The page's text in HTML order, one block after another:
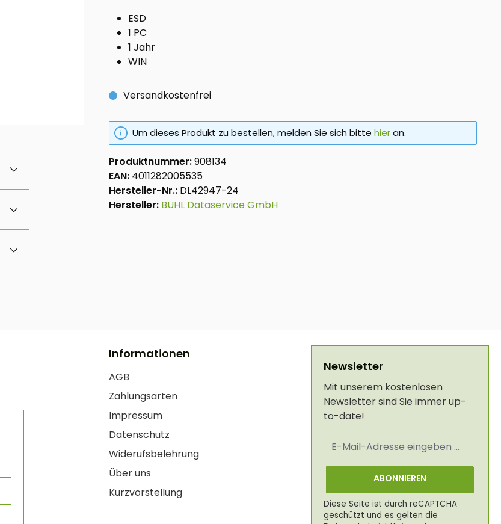
ESD
1 PC
1 Jahr
WIN
Versandkostenfrei
Um dieses Produkt zu bestellen, melden Sie sich bitte hieran.
Produktnummer:908134
EAN: 4011282005535
Hersteller-Nr.: DL42947-24
Hersteller: BUHL Dataservice GmbH
Informationen
AGB
Zahlungsarten
Impressum
Datenschutz
Widerufsbelehrung
Über uns
Kurzvorstellung
Newsletter
Mit unserem kostenlosen
Newsletter sind Sie immer up-
to-date!
Mail-
ABONNIEREN
Diese Seite ist durch reCAPTCHA
geschützt und es gelten die